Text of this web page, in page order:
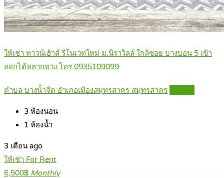
ให้เช่า ทาวน์เฮ้าส์ รีโนเวทใหม่ ม.นิราวิลล์ ใกล้ซอย บางบอน 5 เข้า
ออกได้หลายทาง โทร 0935109099
ตำบล บางน้ำจืด อำเภอเมืองสมุทรสาคร สมุทรสาคร
3 ห้องนอน
1 ห้องน้ำ
3 เดือน ago
ให้เช่า For Rent
6,500฿ Monthly